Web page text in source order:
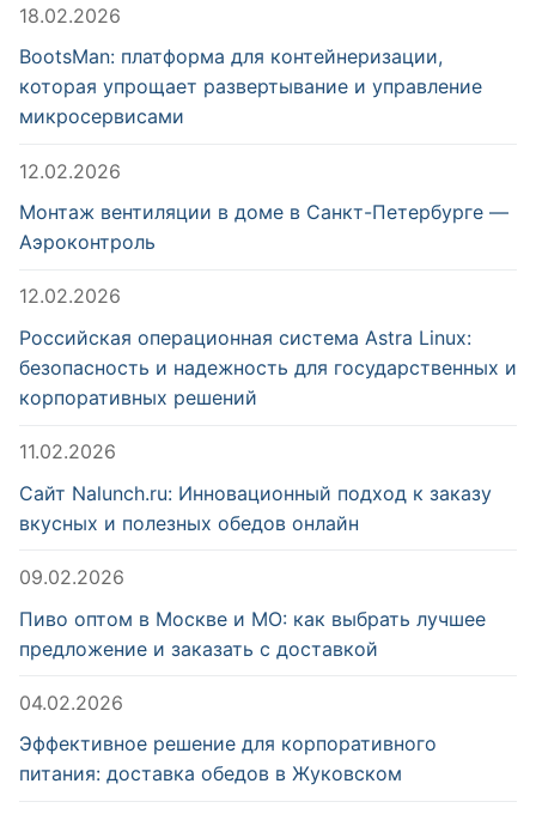
18.02.2026
BootsMan: платформа для контейнеризации,
которая упрощает развертывание и управление
микросервисами
12.02.2026
Монтаж вентиляции в доме в Санкт-Петербурге —
Аэроконтроль
12.02.2026
Российская операционная система Astra Linux:
безопасность и надежность для государственных и
корпоративных решений
11.02.2026
Сайт Nalunch.ru: Инновационный подход к заказу
вкусных и полезных обедов онлайн
09.02.2026
Пиво оптом в Москве и МО: как выбрать лучшее
предложение и заказать с доставкой
04.02.2026
Эффективное решение для корпоративного
питания: доставка обедов в Жуковском